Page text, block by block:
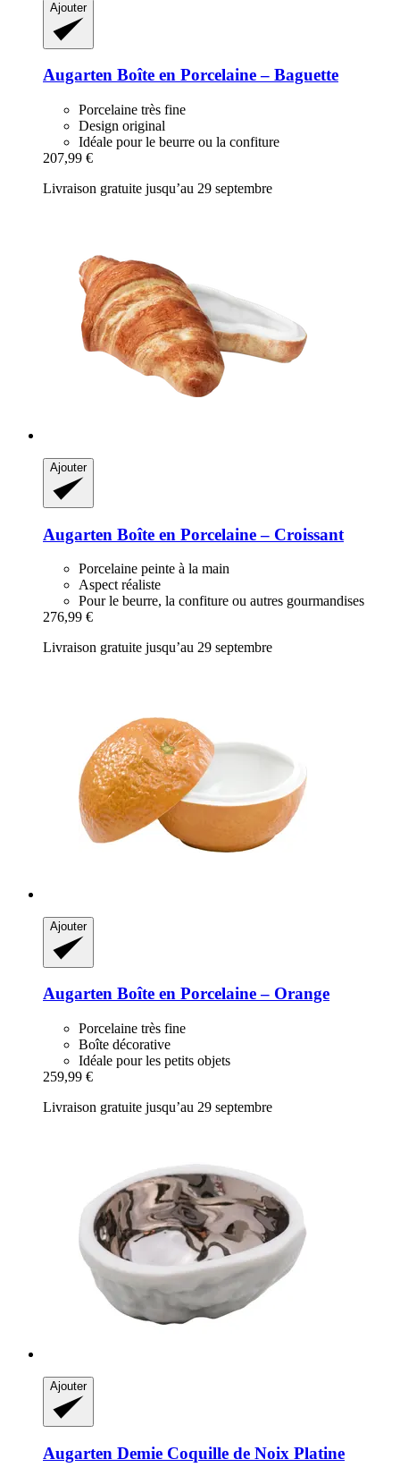
Ajouter
Augarten Boîte en Porcelaine – Baguette
Porcelaine très fine
Design original
Idéale pour le beurre ou la confiture
207,99 €
Livraison gratuite jusqu’au 29 septembre
Ajouter
Augarten Boîte en Porcelaine – Croissant
Porcelaine peinte à la main
Aspect réaliste
Pour le beurre, la confiture ou autres gourmandises
276,99 €
Livraison gratuite jusqu’au 29 septembre
Ajouter
Augarten Boîte en Porcelaine – Orange
Porcelaine très fine
Boîte décorative
Idéale pour les petits objets
259,99 €
Livraison gratuite jusqu’au 29 septembre
Ajouter
Augarten Demie Coquille de Noix Platine